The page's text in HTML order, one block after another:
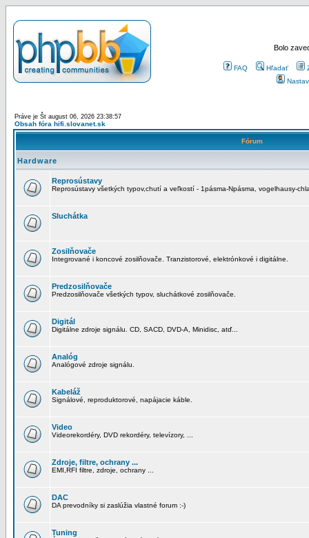
Bolo
FAQ Hľadať
Práve je Št august 06, 2026 23:38:57
Obsah fóra hifi.slovanet.sk
Fórum
Hardware
Reprosústavy
Reprosústavy všetkých typov,chutí a veľkostí - 1pásma-Npásma, vogelhausy-
Sluchátka
Zosilňovače
Integrované i koncové zosilňovače. Tranzistorové, elektrónkové i digitálne.
Predzosilňovače
Predzosilňovače všetkých typov, sluchátkové zosilňovače.
Digitál
Digitálne zdroje signálu. CD, SACD, DVD-A, Minidisc, atď...
Analóg
Analógové zdroje signálu.
Kabeláž
Signálové, reproduktorové, napájacie káble.
Video
Videorekordéry, DVD rekordéry, televízory, ...
Zdroje, filtre, ochrany ...
EMI,RFI filtre, zdroje, ochrany ...
DAC
DA prevodníky si zaslúžia vlastné forum :-)
Tuning